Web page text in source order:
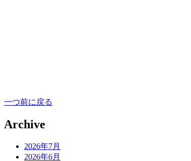
一つ前に戻る
Archive
2026年7月
2026年6月